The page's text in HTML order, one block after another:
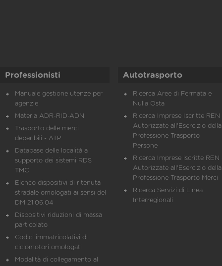
Professionisti
Manuale gestione utenze per
agenzie
Materia ADR-RID-ADN
Trasporto delle merci
deperibili - ATP
Database delle località a
supporto dei sistemi RDS
TMC
Elenco dispositivi di ritenuta
stradale omologati ai sensi del
DM 21.06.04
Dispositivi riduzioni di massa
particolato
Codici immatricolativi di
ciclomotori omologati
Modalità di collegamento al
Autotrasporto
Ricerca Aree di Fermata e
Nulla Osta
Ricerca Imprese Iscritte REN
Autorizzate all'Esercizio della
Professione Trasporto
Persone
Ricerca Imprese iscritte REN
Autorizzate all'Esercizio della
Professione Trasporto Merci
Ricerca Servizi di Linea
Interregionali